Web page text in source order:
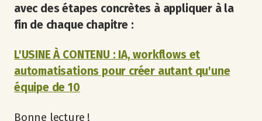
avec des étapes concrètes à appliquer à la
fin de chaque chapitre :
L'USINE À CONTENU : IA, workflows et
automatisations pour créer autant qu'une
équipe de 10
Bonne lecture !